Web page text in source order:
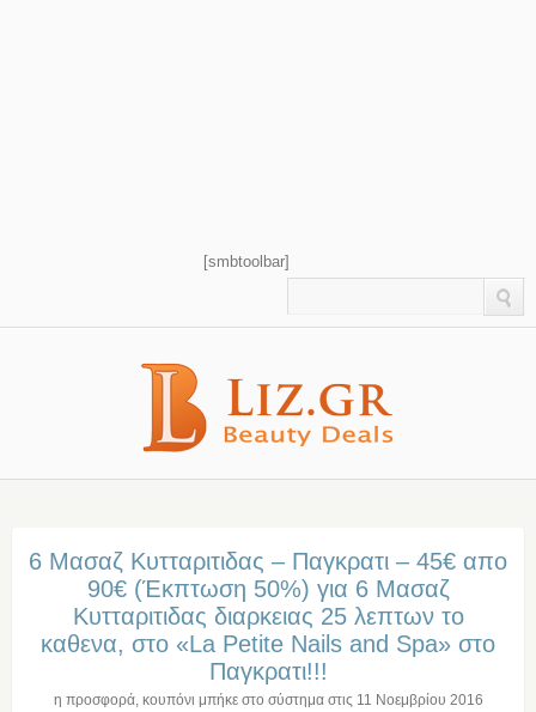
[smbtoolbar]
6 Μασαζ Κυτταριτιδας – Παγκρατι – 45€ απο
90€ (Έκπτωση 50%) για 6 Μασαζ
Κυτταριτιδας διαρκειας 25 λεπτων το
καθενα, στο «La Petite Nails and Spa» στο
Παγκρατι!!!
η προσφορά, κουπόνι μπήκε στο σύστημα στις 11 Νοεμβρίου 2016